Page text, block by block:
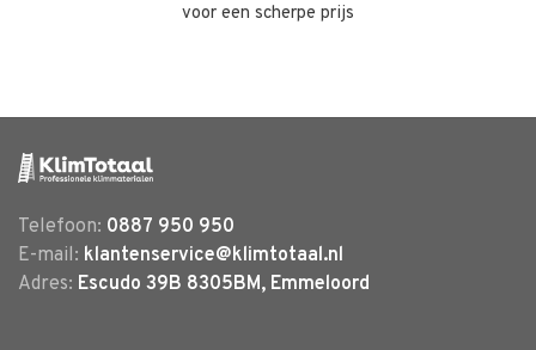
voor een scherpe prijs
Telefoon: 0887 950 950
E-mail: klantenservice@klimtotaal.nl
Adres: Escudo 39B 8305BM, Emmeloord